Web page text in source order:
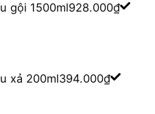
gội 1500ml928.000₫
xả 200ml394.000₫